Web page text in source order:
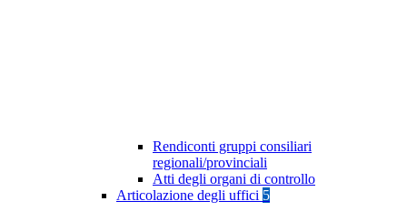
Rendiconti gruppi consiliari
regionali/provinciali
Atti degli organi di controllo
Articolazione degli uffici 5